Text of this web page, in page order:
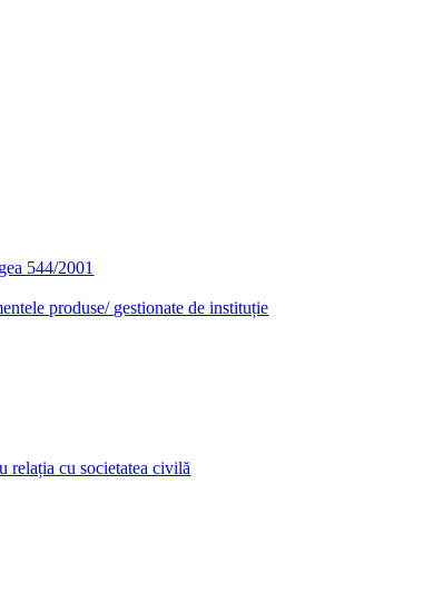
544/2001
produse/ gestionate de instituție
relația cu societatea civilă